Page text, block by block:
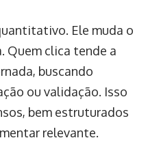
Ele muda o
Quem clica tende a
buscando
ou validação. Isso
bem estruturados
relevante.